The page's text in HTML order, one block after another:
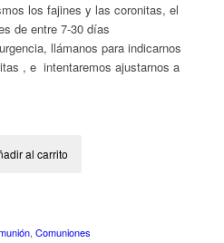
los fajines y las coronitas, el
de entre 7-30 días
llámanos para indicarnos
, e intentaremos ajustarnos a
al carrito
, Comuniones